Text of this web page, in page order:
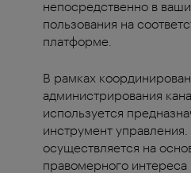
непосредственно в
пользования на
платформе.
В рамках
администрирования
используется
инструмент
осуществляется на
правомерного интереса